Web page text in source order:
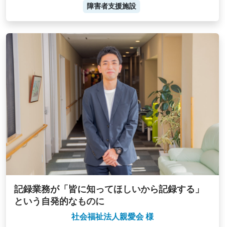
障害者支援施設
記録業務が「皆に知ってほしいから記録する」
という自発的なものに
社会福祉法人親愛会 様